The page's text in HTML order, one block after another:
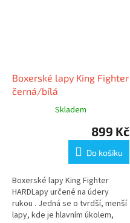
Boxerské lapy King Fighter
černá/bílá
Skladem
899 Kč
Do košíku
Boxerské lapy King Fighter
HARDLapy určené na údery
rukou . Jedná se o tvrdší, menší
lapy, kde je hlavním úkolem,